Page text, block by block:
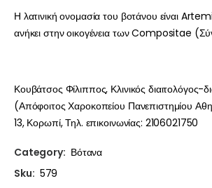
Η λατινική ονομασία του βοτάνου είναι
ανήκει στην οικογένεια των Compositae
Κουβάτσος Φίλιππος, Κλινικός διαιτολόγος-
(Απόφοιτος Χαροκοπείου Πανεπιστημίου
13, Κορωπί, Τηλ. επικοινωνίας: 2106021750
Category: Βότανα
Sku: 579